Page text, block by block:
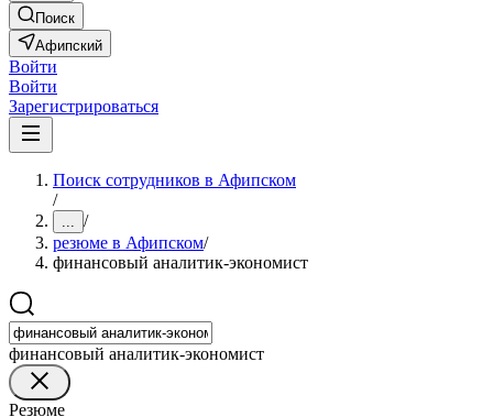
Поиск
Афипский
Войти
Войти
Зарегистрироваться
Поиск сотрудников в Афипском
/
... /
резюме в Афипском/
финансовый аналитик-экономист
финансовый аналитик-экономист
Резюме